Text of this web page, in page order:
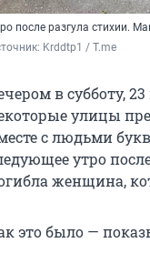
после разгула стихии.
Krddtp1 / T.me
в субботу,
улицы
с людьми
утро
женщина,
это было —